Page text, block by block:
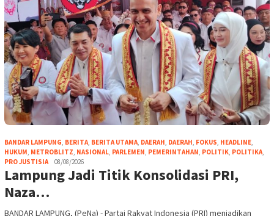
BANDAR LAMPUNG BERITA BERITA UTAMA DAERAH DAERAH FOKUS HEADLINE
HUKUM METROBLITZ NASIONAL PARLEMEN PEMERINTAHAN POLITIK POLITIKA
PRO JUSTISIA
08/08/2026
Lampung Jadi Titik Konsolidasi PRI,
Naza…
BANDAR LAMPUNG, (PeNa) - Partai Rakyat Indonesia (PRI) menjadikan